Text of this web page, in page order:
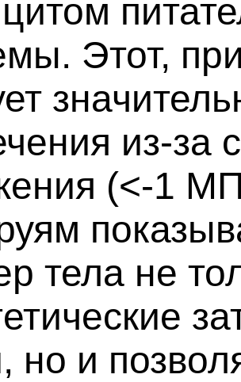
Этот,
из-за
(<-1
тела не
но и